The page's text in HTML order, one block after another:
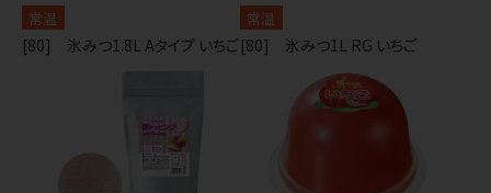
常温
[80] 氷みつ1.8L Aタイプ いちご
常温
[80] 氷みつ1L RG いちご